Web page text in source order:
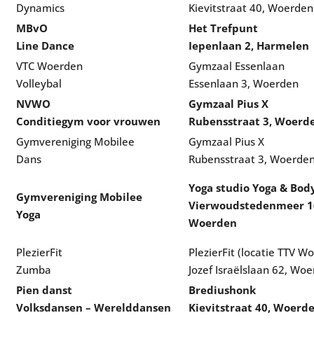
Dynamics
Kievitstraat 40, Woerden
MBvO
Line Dance
Het Trefpunt
Iepenlaan 2, Harmelen
VTC Woerden
Volleybal
Gymzaal Essenlaan
Essenlaan 3, Woerden
NVWO
Conditiegym voor vrouwen
Gymzaal Pius X
Rubensstraat 3,
Gymvereniging Mobilee
Dans
Gymzaal Pius X
Rubensstraat 3,
Gymvereniging Mobilee
Yoga
Yoga studio Yoga &
Vierwoudstedenmeer
Woerden
PlezierFit
Zumba
PlezierFit (locatie TTV
Jozef Israëlslaan 62,
Pien danst
Volksdansen – Werelddansen
Brediushonk
Kievitstraat 40,